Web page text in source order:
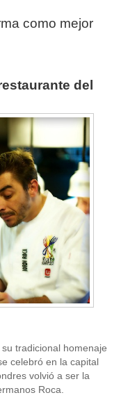
como mejor
del
tradicional homenaje
celebró en la capital
volvió a ser la
Roca.